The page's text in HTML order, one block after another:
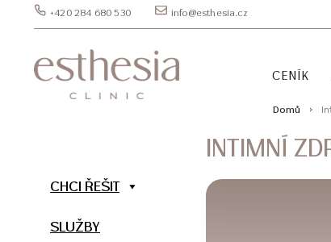
+420 284 680 530 info@esthesia.cz
CENÍK
Domů
CHCI ŘEŠIT
SLUŽBY
INTIMNÍ